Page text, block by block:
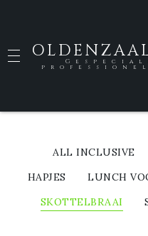
ALL INCLUSIVE
HAPJES
LUNCH
SKOTTELBRAAI